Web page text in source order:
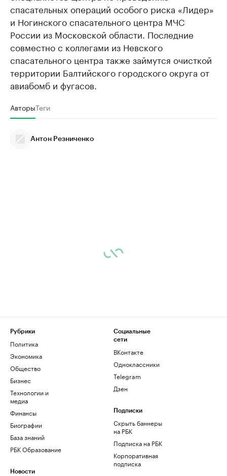
спасательных операций особого риска «Лидер»
и Ногинского спасательного центра МЧС
России из Московской области. Последние
совместно с коллегами из Невского
спасательного центра также займутся очисткой
территории Балтийского городского округа от
авиабомб и фугасов.
АвторыТеги
Антон Резниченко
Рубрики
Политика
Экономика
Общество
Бизнес
Технологии и
медиа
Финансы
Биографии
База знаний
РБК Образование
Новости
Социальные
сети
ВКонтакте
Одноклассники
Telegram
Дзен
Подписки
Скрыть баннеры
на РБК
Подписка на РБК
Корпоративная
подписка